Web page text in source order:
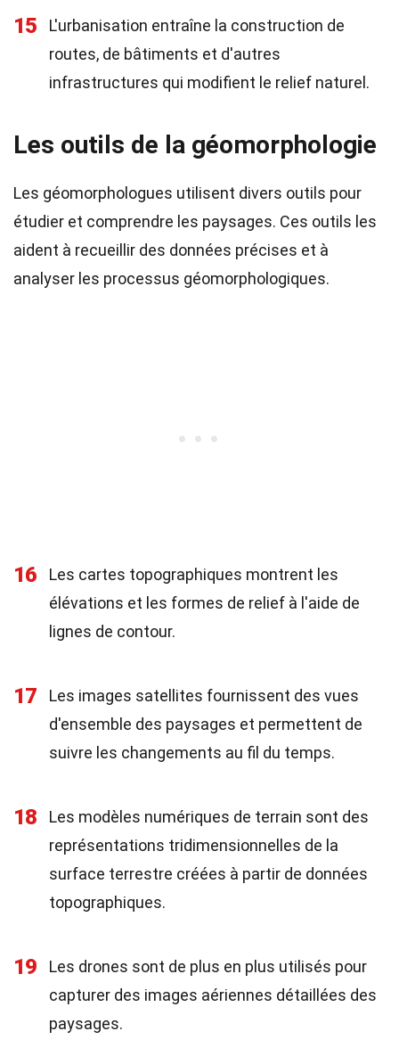
15
L'urbanisation entraîne la construction de
routes, de bâtiments et d'autres
infrastructures qui modifient le relief naturel.
Les outils de la géomorphologie
Les géomorphologues utilisent divers outils pour
étudier et comprendre les paysages. Ces outils les
aident à recueillir des données précises et à
analyser les processus géomorphologiques.
16
Les cartes topographiques montrent les
élévations et les formes de relief à l'aide de
lignes de contour.
17
Les images satellites fournissent des vues
d'ensemble des paysages et permettent de
suivre les changements au fil du temps.
18
Les modèles numériques de terrain sont des
représentations tridimensionnelles de la
surface terrestre créées à partir de données
topographiques.
19
Les drones sont de plus en plus utilisés pour
capturer des images aériennes détaillées des
paysages.